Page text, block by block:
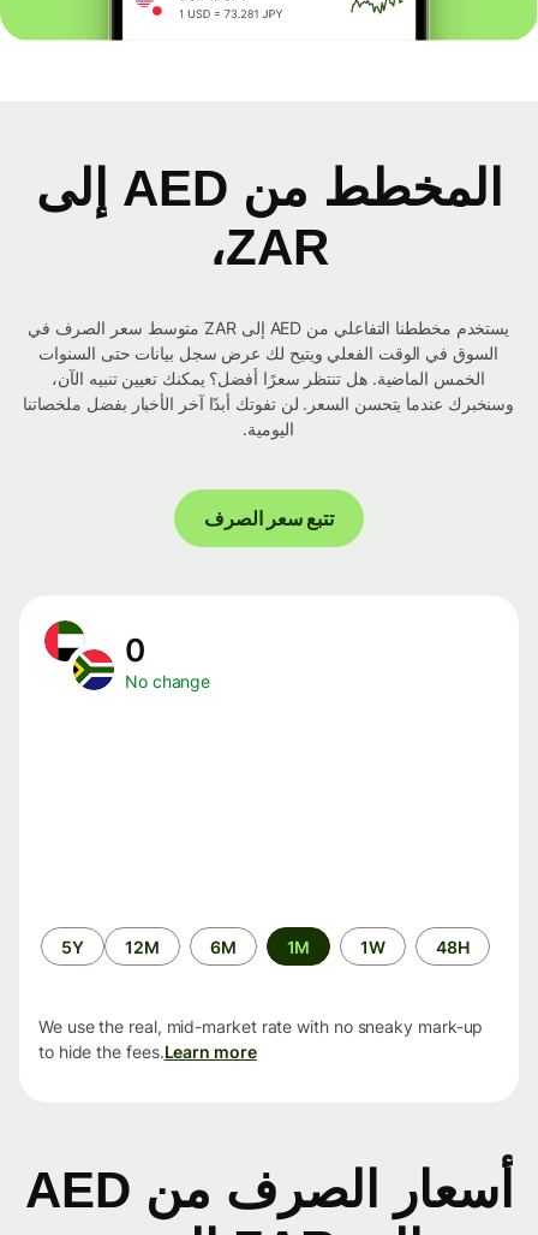
المخطط من AED إلى
ZAR،
يستخدم مخططنا التفاعلي من AED إلى ZAR متوسط ​​سعر الصرف في
السوق في الوقت الفعلي ويتيح لك عرض سجل بيانات حتى السنوات
الخمس الماضية. هل تنتظر سعرًا أفضل؟ يمكنك تعيين تنبيه الآن،
وسنخبرك عندما يتحسن السعر. لن تفوتك أبدًا آخر الأخبار بفضل ملخصاتنا
اليومية.
تتبع سعر الصرف
No change
الفترة
الزمنية
48H
1W
1M
6M
12M
5Y
We use the real, mid-market rate with no sneaky mark-up
to hide the fees.Learn more
أسعار الصرف من AED